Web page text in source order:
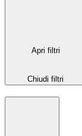
Apri filtri
Chiudi filtri